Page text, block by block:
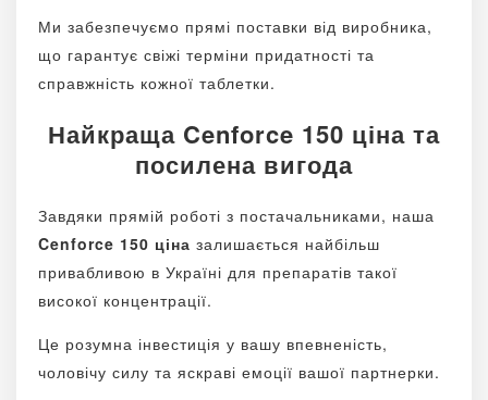
Ми забезпечуємо прямі поставки від виробника,
що гарантує свіжі терміни придатності та
справжність кожної таблетки.
Найкраща Cenforce 150 ціна та
посилена вигода
Завдяки прямій роботі з постачальниками, наша
Cenforce 150 ціна залишається найбільш
привабливою в Україні для препаратів такої
високої концентрації.
Це розумна інвестиція у вашу впевненість,
чоловічу силу та яскраві емоції вашої партнерки.